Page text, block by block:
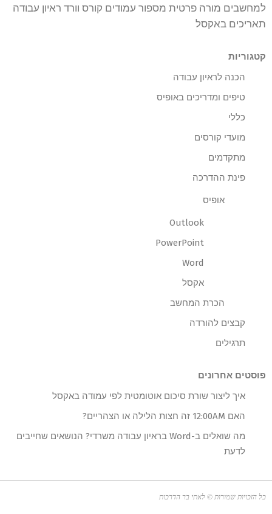
למחשבים מורה פרטית מספור עמודים קורס וורד ראיון עבודה
תאריכים באקסל
קטגוריות
הכנה לראיון עבודה
טיפים ומדריכים באופיס
כללי
מועדי קורסים
מתקדמים
פינת ההדרכה
אופיס
Outlook
PowerPoint
Word
אקסל
הכרת המחשב
קבצים להורדה
תרגילים
פוסטים אחרונים
איך ליצור שורת סיכום אוטומטית לפי עמודה באקסל
האם 12:00AM זה חצות הלילה או הצהריים?
מה שואלים ב-Word בראיון עבודה משרדי? הנושאים שחייבים
לדעת
כל הזכויות שמורות © לאתי בר הדרכות